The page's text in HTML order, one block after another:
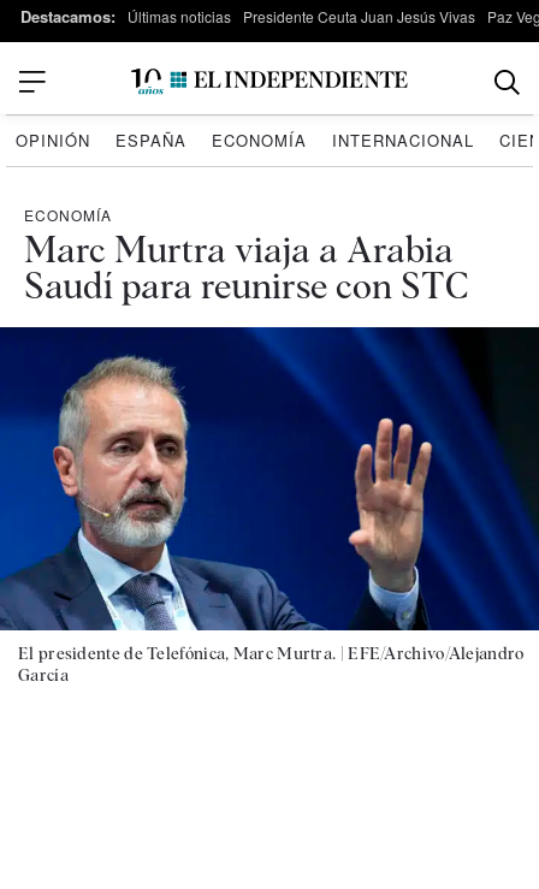
Destacamos: Últimas noticias Presidente Ceuta Juan Jesús Vivas Paz
OPINIÓN ESPAÑA ECONOMÍA INTERNACIONAL
ECONOMÍA
Marc Murtra viaja a Arabia
Saudí para reunirse con STC
El presidente de Telefónica, Marc Murtra. |EFE/Archivo/Alejandro
García